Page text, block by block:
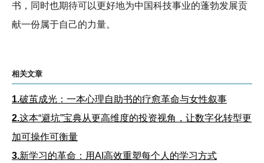
书，同时也期待可以更好地为中国科技事业的蓬勃发展贡
献一份属于自己的力量。
相关文章
1.破茧成光：一本心理自助书的疗愈革命与女性叙事
2.这本“避坑”宝典从更高维度的投资视角，让数字化转型更
加可操作可衡量
3.新学习的革命：用AI高效重塑每个人的学习方式